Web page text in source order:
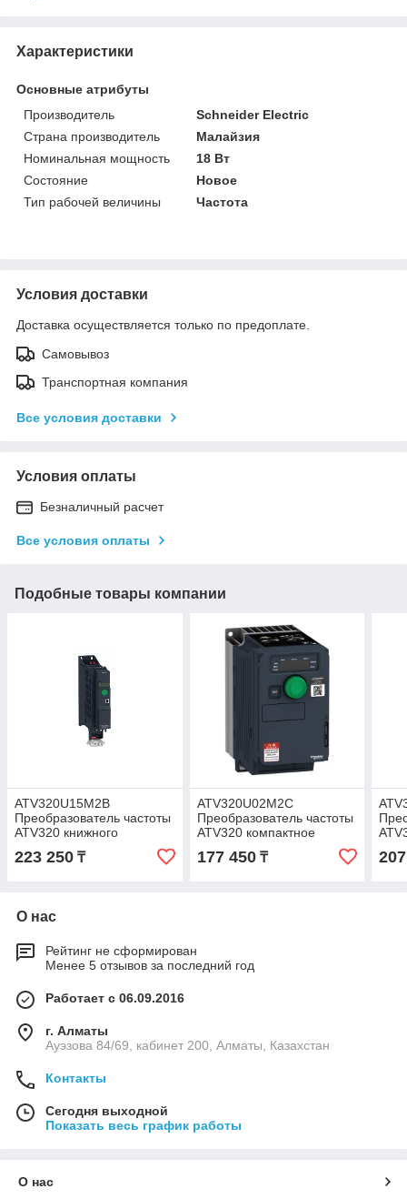
Характеристики
Основные атрибуты
Производитель
Schneider Electric
Страна производитель
Малайзия
Номинальная мощность
18 Вт
Состояние
Новое
Тип рабочей величины
Частота
Условия доставки
Доставка осуществляется только по предоплате.
Самовывоз
Транспортная компания
Все условия доставки
Условия оплаты
Безналичный расчет
Все условия оплаты
Подобные товары компании
ATV320U15M2B
Преобразователь частоты
ATV320 книжного
исполнение 1,5 кВт 240 В
1Ф
223 250 ₸
ATV320U02M2C
Преобразователь частоты
ATV320 компактное
исполнение 0.18 кВт 240
В 1Ф
177 450₸
В
О нас
Рейтинг не сформирован
Менее 5 отзывов за последний год
Работает с 06.09.2016
г. Алматы
Ауэзова 84/69, кабинет 200, Алматы, Казахстан
Контакты
Сегодня выходной
Показать весь график работы
О нас